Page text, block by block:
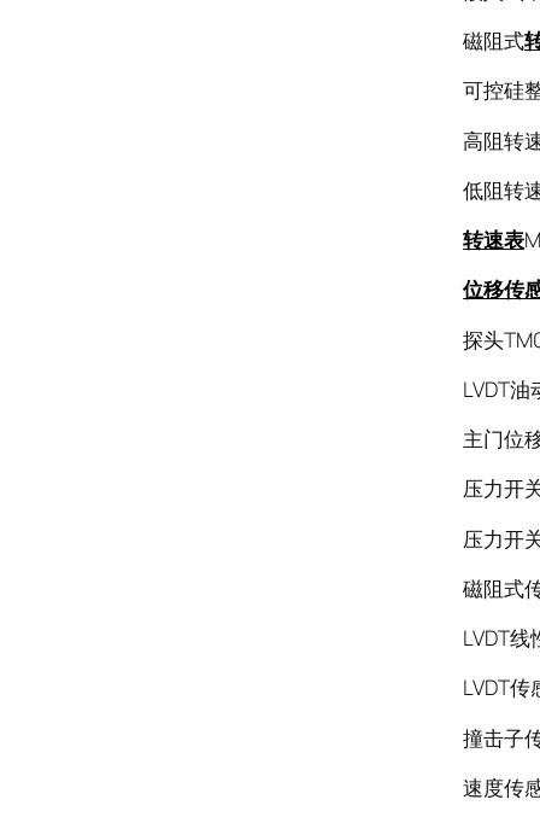
磁阻式
可控硅
高阻转
低阻转
转速表
位移传
探头
LVDT
主门位
压力开
压力开
磁阻式
LVDT
LVDT传
撞击子
速度传